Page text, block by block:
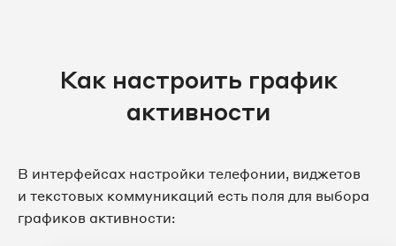
Как настроить график
активности
В интерфейсах настройки телефонии, виджетов
и текстовых коммуникаций есть поля для выбора
графиков активности: